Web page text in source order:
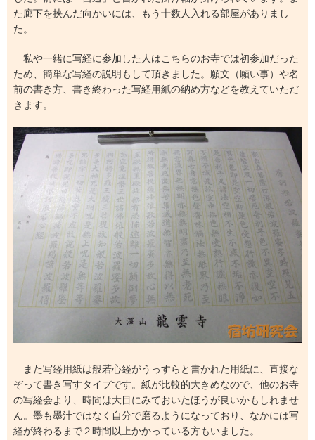
た廊下を挟んだ向かいには、もう十数人入れる部屋がありまし
た。
私や一緒に写経に参加した人はこちらのお寺では初参加だった
ため、簡単な写経の説明もして頂きました。願文（願い事）や名
前の書き方、書き終わった写経用紙の納め方などを教えていただ
きます。
また写経用紙は般若心経がうっすらと書かれた用紙に、直接な
ぞって書き写すタイプです。紙が比較的大きめなので、他のお寺
の写経会より、時間は大目にみておいたほうが良いかもしれませ
ん。墨も墨汁ではなく自分で磨るようになっており、なかには写
経が終わるまで２時間以上かかっている方もいました。